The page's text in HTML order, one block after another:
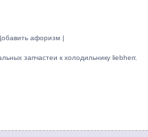
афоризм |
запчастеи к холодильнику liebherr.